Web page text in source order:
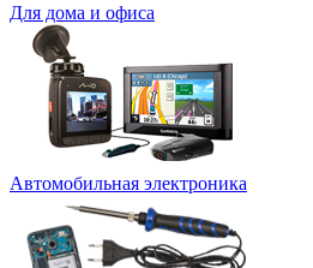
Для дома и офиса
Автомобильная электроника